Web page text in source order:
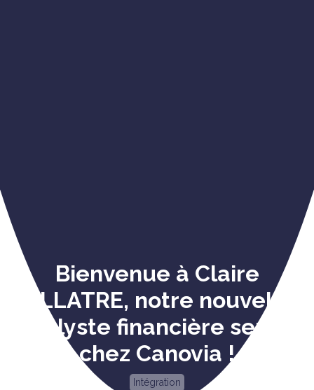
Bienvenue à Claire
FILLATRE, notre nouvelle
analyste financière senior
chez Canovia !
Intégration